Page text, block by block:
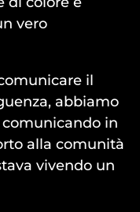
vero
il
abbiamo
in
alla comunità
vivendo un